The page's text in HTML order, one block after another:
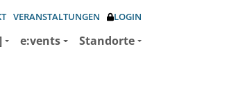
VERANSTALTUNGEN LOGIN
e:vents Standorte